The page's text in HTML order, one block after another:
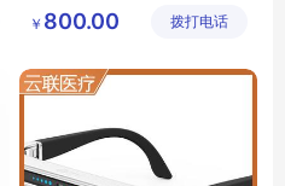
智能近视防控眼镜
智能自动视功能调节训练眼镜
装备有限
￥ 800.00 拨打电话